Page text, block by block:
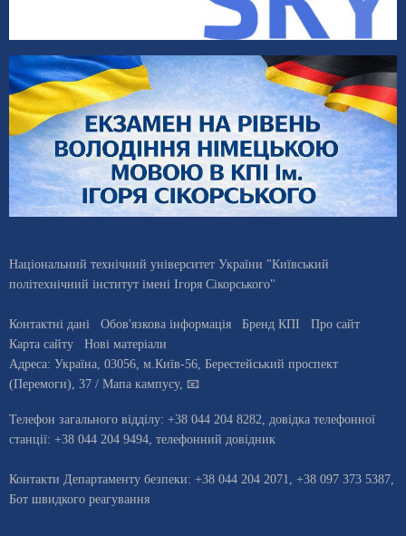
Національний технічний університет України "Київський
політехнічний інститут імені Ігоря Сікорського"
Контактні дані Обов'язкова інформація Бренд КПІ
Про сайт
Карта сайту
Нові матеріали
Адреса: Україна 03056 , м. Київ-56, Берестейський проспект
(Перемоги), 37 / Мапа кампусу, 📧
Телефон загального відділу: +38 044 204 8282 , довiдка телефонної
станцiї: +38 044 204 9494 телефонний довідник
Контакти Департаменту безпеки: +38 044 204 2071, +38 097 373 5387,
Бот швидкого реагування